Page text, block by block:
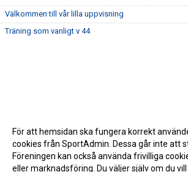
Välkommen till vår lilla uppvisning
Träning som vanligt v 44
För att hemsidan ska fungera korrekt
cookies från SportAdmin. Dessa går inte att
Föreningen kan också använda frivilliga
eller marknadsföring. Du väljer själv om du